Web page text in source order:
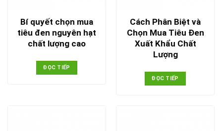
Bí quyết chọn mua
tiêu đen nguyên hạt
chất lượng cao
ĐỌC TIẾP
Cách Phân Biệt và
Chọn Mua Tiêu Đen
Xuất Khẩu Chất
Lượng
ĐỌC TIẾP